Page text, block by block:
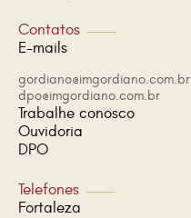
Contatos
E-mails
gordiano@imgordiano.com.br
dpo@imgordiano.com.br
Trabalhe conosco
Ouvidoria
DPO
Telefones
Fortaleza